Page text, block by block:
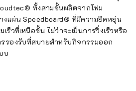
ทั้งสามชั้นผลิตจากโฟม
แผ่น Speedboard® ที่มีความยืดหยุ่น
เร็วที่เหนือชั้น ไม่ว่าจะเป็นการวิ่งเร็วหรือ
รรองรับที่สบายสำหรับกิจกรรมออก
บ